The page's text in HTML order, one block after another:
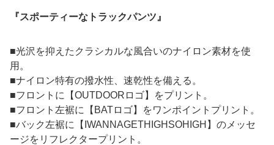
『スポーティーなトラックパンツ』
■光沢を抑えたクラシカルな風合いのナイロン素材を使
用。
■ナイロン特有の撥水性、速乾性を備える。
■フロントに【OUTDOORロゴ】をプリント。
■フロント左裾に【BATロゴ】をワンポイントプリント。
■バック左裾に【IWANNAGETHIGHSOHIGH】のメッセ
ージをリフレクタープリント。